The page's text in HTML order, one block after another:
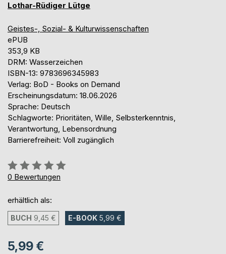
Lothar-Rüdiger Lütge
Geistes-, Sozial- & Kulturwissenschaften
ePUB
353,9 KB
DRM: Wasserzeichen
ISBN-13: 9783696345983
Verlag: BoD - Books on Demand
Erscheinungsdatum: 18.06.2026
Sprache: Deutsch
Schlagworte: Prioritäten, Wille, Selbsterkenntnis,
Verantwortung, Lebensordnung
Barrierefreiheit: Voll zugänglich
Bewertung::
0%
0 Bewertungen
erhältlich als:
BUCH 9,45 € E-BOOK 5,99 €
5,99 €